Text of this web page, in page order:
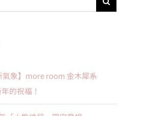
氣象】more room 金木犀系
的祝福！